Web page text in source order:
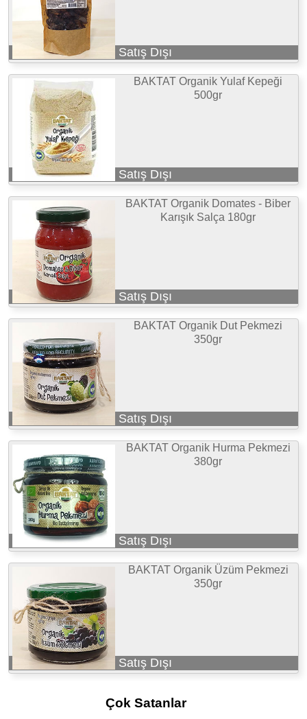
Satış Dışı
BAKTAT Organik Yulaf Kepeği
500gr
Satış Dışı
BAKTAT Organik Domates - Biber
Karışık Salça 180gr
Satış Dışı
BAKTAT Organik Dut Pekmezi
350gr
Satış Dışı
BAKTAT Organik Hurma Pekmezi
380gr
Satış Dışı
BAKTAT Organik Üzüm Pekmezi
350gr
Satış Dışı
Çok Satanlar